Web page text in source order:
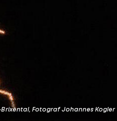
Fotograf Johannes Kogler